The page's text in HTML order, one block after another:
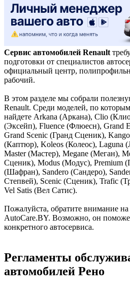
Сервис автомобилей Renault
подготовки от специалистов
официальный центр,
рабочий.
В этом разделе мы собрали
Renault. Среди моделей, по
найдете Arkana (Аркана), Clio
(Эксейп), Fluence (Флюесн), Grand
Grand Scenic (Гранд Сценик),
(Каптюр), Koleos (Колеос), Laguna
Master (Мастер), Megane (Меган),
Сценик), Modus (Модус), Premium
(Шафран), Sandero (Сандеро),
Степвей), Scenic (Сценик), Trafic
Vel Satis (Вел Сатис).
Пожалуйста, обратите внимание на
AutoCare.BY. Возможно, он
конкретного автосервиса.
Регламенты
автомобилей Рено